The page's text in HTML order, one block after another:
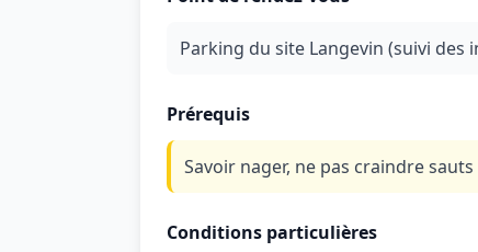
Parking du site Langevin (suivi
Prérequis
Savoir nager, ne pas craindre
Conditions particulières